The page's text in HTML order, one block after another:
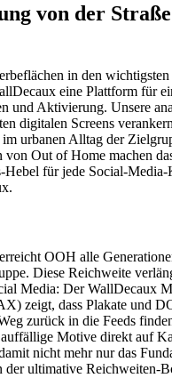
von der
in den wichtigsten
eine Plattform für
und Aktivierung. Unsere
digitalen Screens
urbanen Alltag der
von Out of Home machen
für jede Social-Media-
OOH alle
Diese Reichweite
Media: Der WallDecaux
zeigt, dass Plakate und
zurück in die Feeds
Motive direkt auf
nicht mehr nur das
der ultimative Reichweiten-